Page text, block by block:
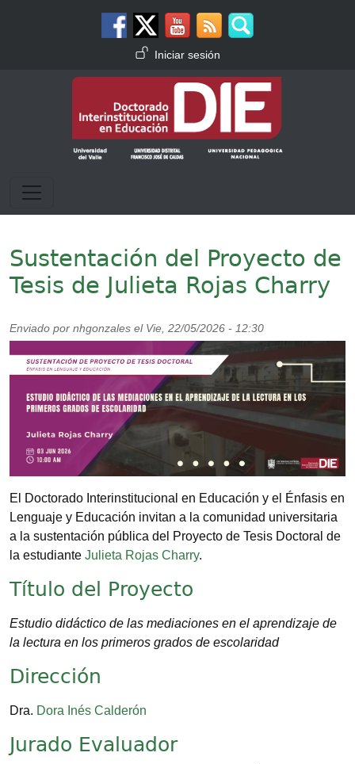
Menú de cuenta de usuario
Iniciar sesión
Sustentación del Proyecto de
Tesis de Julieta Rojas Charry
Enviado por nhgonzales el Vie, 22/05/2026 - 12:30
El Doctorado Interinstitucional en Educación y el Énfasis en
Lenguaje y Educación invitan a la comunidad universitaria
a la sustentación pública del Proyecto de Tesis Doctoral de
la estudiante Julieta Rojas Charry.
Título del Proyecto
Estudio didáctico de las mediaciones en el aprendizaje de
la lectura en los primeros grados de escolaridad
Dirección
Dra. Dora Inés Calderón
Jurado Evaluador